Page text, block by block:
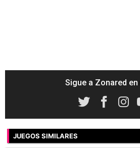
Sigue a Zonared en
JUEGOS SIMILARES